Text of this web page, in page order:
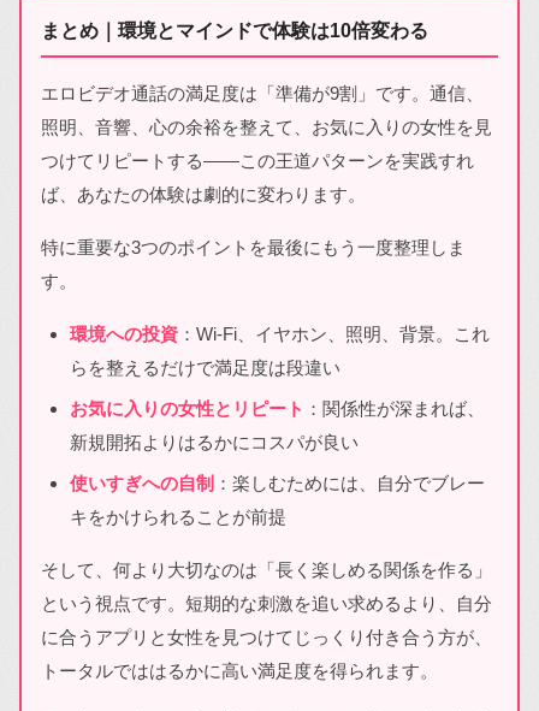
まとめ｜環境とマインドで体験は10倍変わる
エロビデオ通話の満足度は「準備が9割」です。通信、
照明、音響、心の余裕を整えて、お気に入りの女性を見
つけてリピートする――この王道パターンを実践すれ
ば、あなたの体験は劇的に変わります。
特に重要な3つのポイントを最後にもう一度整理しま
す。
環境への投資 ：Wi-Fi、イヤホン、照明、背景。これ
らを整えるだけで満足度は段違い
お気に入りの女性とリピート ：関係性が深まれば、
新規開拓よりはるかにコスパが良い
使いすぎへの自制 ：楽しむためには、自分でブレー
キをかけられることが前提
そして、何より大切なのは「長く楽しめる関係を作る」
という視点です。短期的な刺激を追い求めるより、自分
に合うアプリと女性を見つけてじっくり付き合う方が、
トータルでははるかに高い満足度を得られます。